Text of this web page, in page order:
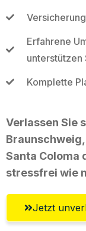
Erfahrene
unterstützen
Komplette
Verlassen Sie
Santa Coloma
stressfrei wie
Jetzt